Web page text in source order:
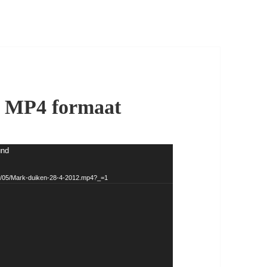
MP4 formaat
Mark-duiken-28-4-2012.mp4?_=1